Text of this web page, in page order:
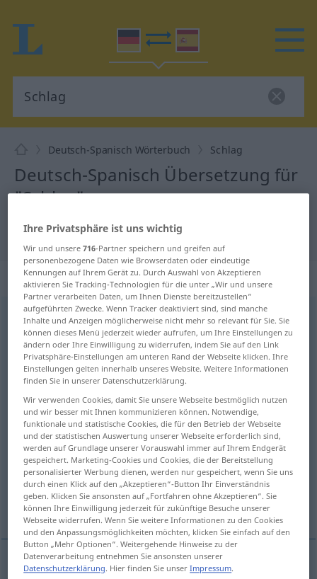
Deutsch-Spanisch Wörterbuch Schlag
Deutsch-Spanisch Übersetzung für
"Schlag"
"Schlag" Spanisch Übersetzung
„Schlag“: Maskulinum
Schlag [ʃlaːk]m <Schlag(e)s;Schläge>
Übersicht aller Übersetzungen
(Für mehr Details die Übersetzung anklicken/antippen)
golpe descarga, calambre
latido, pulsación raza ración
ataque nata
Ihre Privatsphäre ist uns wichtig
Wir und unsere716-Partner speichern und greifen auf
personenbezogene Daten wie Browserdaten oder eindeutige
Kennungen auf Ihrem Gerät zu. Durch Auswahl von Akzeptieren
aktivieren Sie Tracking-Technologien für die unter „Wir und unsere
Partner verarbeiten Daten, um Ihnen Dienste bereitzustellen“
aufgeführten Zwecke. Wenn Tracker deaktiviert sind, sind manche
Inhalte und Anzeigen möglicherweise nicht mehr so relevant für Sie. Sie
können dieses Menü jederzeit wieder aufrufen, um Ihre Einstellungen zu
ändern oder Ihre Einwilligung zu widerrufen, indem Sie auf den Link
Privatsphäre-Einstellungen am unteren Rand der Webseite klicken. Ihre
Einstellungen gelten innerhalb unseres Website. Weitere Informationen
finden Sie in unserer Datenschutzerklärung.
Wir verwenden Cookies, damit Sie unsere Webseite bestmöglich nutzen
und wir besser mit Ihnen kommunizieren können. Notwendige,
funktionale und statistische Cookies, die für den Betrieb der Webseite
und der statistischen Auswertung unserer Webseite erforderlich sind,
werden auf Grundlage unserer Vorauswahl immer auf Ihrem Endgerät
gespeichert. Marketing-Cookies und Cookies, die der Bereitstellung
personalisierter Werbung dienen, werden nur gespeichert, wenn Sie uns
durch einen Klick auf den „Akzeptieren“-Button Ihr Einverständnis
geben. Klicken Sie ansonsten auf „Fortfahren ohne Akzeptieren“. Sie
können Ihre Einwilligung jederzeit für zukünftige Besuche unserer
Webseite widerrufen. Wenn Sie weitere Informationen zu den Cookies
und den Anpassungsmöglichkeiten möchten, klicken Sie einfach auf den
Button „Mehr Optionen“. Weitergehende Hinweise zu der
Datenverarbeitung entnehmen Sie ansonsten unserer
Datenschutzerklärung. Hier finden Sie unserImpressum.